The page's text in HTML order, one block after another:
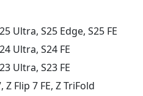
Ultra, S25 Edge, S25 FE
Ultra, S24 FE
Ultra, S23 FE
Z Flip 7 FE, Z TriFold